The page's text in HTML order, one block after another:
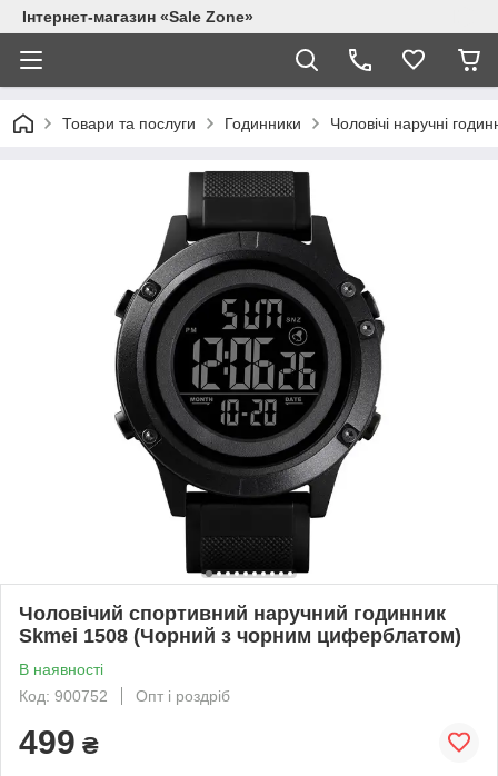
Інтернет-магазин «Sale Zone»
Товари та послуги Годинники Чоловічі наручні
Чоловічий спортивний наручний годинник
Skmei 1508 (Чорний з чорним циферблатом)
В наявності
Код: 900752
Опт і роздріб
499 ₴